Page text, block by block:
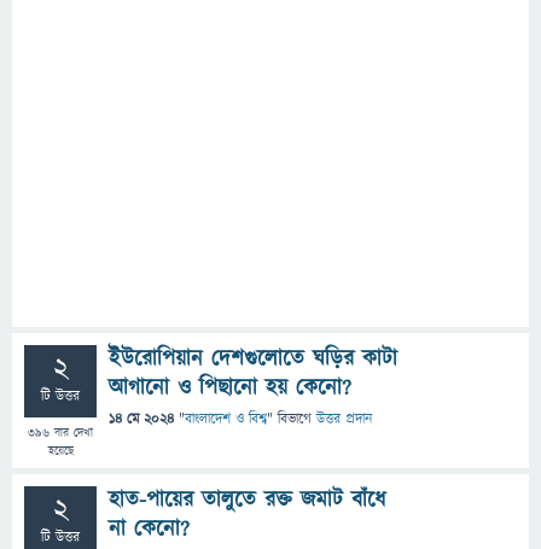
2
টি উত্তর
396 বার দেখা
হয়েছে
ইউরোপিয়ান দেশগুলোতে ঘড়ির কাটা
আগানো ও পিছানো হয় কেনো?
14 মে 2024 "বাংলাদেশ ও বিশ্ব" বিভাগে উত্তর প্রদান
2
টি উত্তর
হাত-পায়ের তালুতে রক্ত জমাট বাঁধে
না কেনো?